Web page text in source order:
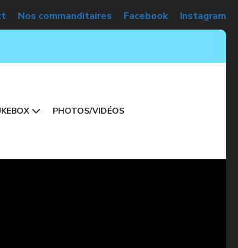
Nos commanditaires Facebook Instagram
PHOTOS/VIDÉOS